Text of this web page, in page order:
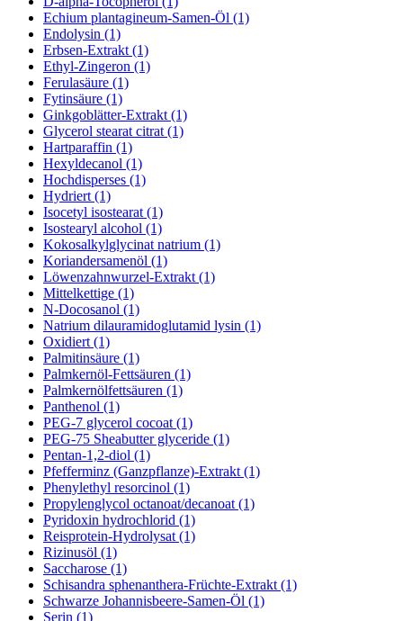
Echium plantagineum-Samen-Öl (1)
Endolysin (1)
Erbsen-Extrakt (1)
Ethyl-Zingeron (1)
Ferulasäure (1)
Fytinsäure (1)
Ginkgoblätter-Extrakt (1)
Glycerol stearat citrat (1)
Hartparaffin (1)
Hexyldecanol (1)
Hochdisperses (1)
Hydriert (1)
Isocetyl isostearat (1)
Isostearyl alcohol (1)
Kokosalkylglycinat natrium (1)
Koriandersamenöl (1)
Löwenzahnwurzel-Extrakt (1)
Mittelkettige (1)
N-Docosanol (1)
Natrium dilauramidoglutamid lysin (1)
Oxidiert (1)
Palmitinsäure (1)
Palmkernöl-Fettsäuren (1)
Palmkernölfettsäuren (1)
Panthenol (1)
PEG-7 glycerol cocoat (1)
PEG-75 Sheabutter glyceride (1)
Pentan-1,2-diol (1)
Pfefferminz (Ganzpflanze)-Extrakt (1)
Phenylethyl resorcinol (1)
Propylenglycol octanoat/decanoat (1)
Pyridoxin hydrochlorid (1)
Reisprotein-Hydrolysat (1)
Rizinusöl (1)
Saccharose (1)
Schisandra sphenanthera-Früchte-Extrakt (1)
Schwarze Johannisbeere-Samen-Öl (1)
Serin (1)